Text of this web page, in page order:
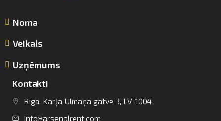
info@arsenalrent.com
Noma
Veikals
Uzņēmums
Kontakti
Rīga, Kārļa Ulmaņa gatve 3, LV-1004
info@arsenalrent.com